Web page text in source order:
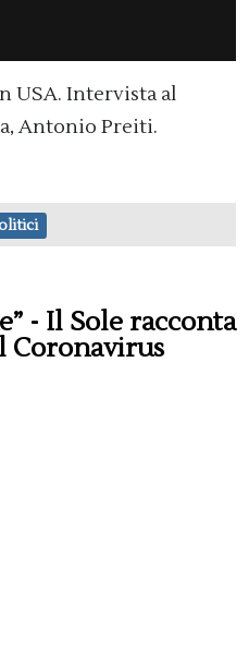
USA. Intervista al
Antonio Preiti.
- Il Sole racconta
Coronavirus